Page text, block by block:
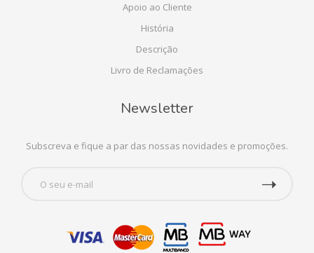
Apoio ao Cliente
História
Descrição
Livro de Reclamações
Newsletter
Subscreva e fique a par das nossas novidades e promoções.